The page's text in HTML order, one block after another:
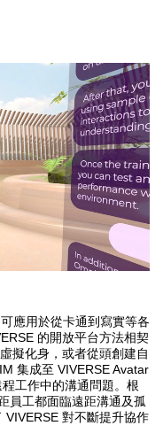
應用於從卡通到寫實等各
的開放平台方法相契
擬化身，或者從頭創建自
集成至 VIVERSE Avatar
工作中的溝通問題。根
員工都面臨遠距溝通及孤
VIVERSE 對不斷提升協作